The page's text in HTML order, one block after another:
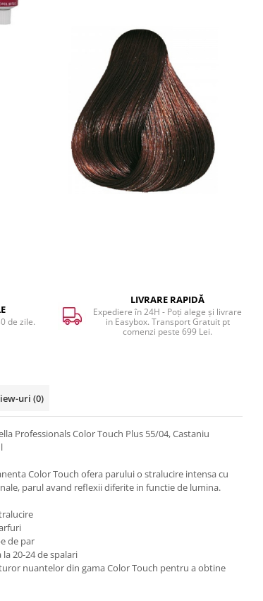
de zile.
LIVRARE RAPIDĂ
Expediere în 24H - Poți alege și livrare
in Easybox. Transport Gratuit pt
comenzi peste 699 Lei.
uri (0)
Professionals Color Touch Plus 55/04, Castaniu
Color Touch ofera parului o stralucire intensa cu
parul avand reflexii diferite in functie de lumina.
de par
20-24 de spalari
nuantelor din gama Color Touch pentru a obtine